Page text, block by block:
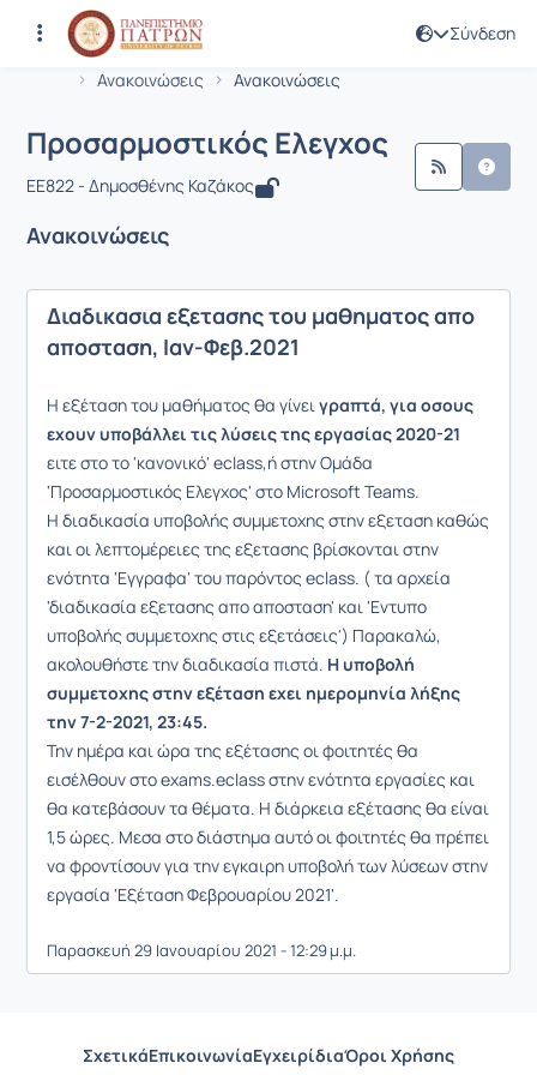
Σύνδεση
Αρχική Σελίδα
Ανακοινώσεις
Ανακοινώσεις
Μάθημα : Προσαρμοστικός Ελεγχος
Κωδικός : EE822
Προσαρμοστικός Ελεγχος
EE822 - Δημοσθένης Καζάκος
Ανακοινώσεις
Διαδικασια εξετασης του μαθηματος απο
αποσταση, Ιαν-Φεβ.2021
Η εξέταση του μαθήματος θα γίνειγραπτά, για οσους
εχουν υποβάλλει τις λύσεις της εργασίας 2020-21
ειτε στο το 'κανονικό' eclass,ή στην Ομάδα
'Προσαρμοστικός Ελεγχος' στο Microsoft Teams.
H διαδικασία υποβολής συμμετοχης στην εξεταση καθώς
και οι λεπτομέρειες της εξετασης βρίσκονται στην
ενότητα 'Εγγραφα' του παρόντος eclass. ( τα αρχεία
'διαδικασία εξετασης απο αποσταση' και 'Εντυπο
υποβολής συμμετοχης στις εξετάσεις') Παρακαλώ,
ακολουθήστε την διαδικασία πιστά. Η υποβολή
συμμετοχης στην εξέταση εχει ημερομηνία λήξης
την 7-2-2021, 23:45.
Την ημέρα και ώρα της εξέτασης οι φοιτητές θα
εισέλθουν στο exams.eclass στην ενότητα εργασίες και
θα κατεβάσουν τα θέματα. Η διάρκεια εξέτασης θα είναι
1,5 ώρες. Μεσα στο διάστημα αυτό οι φοιτητές θα πρέπει
να φροντίσουν για την εγκαιρη υποβολή των λύσεων στην
εργασία 'Eξέταση Φεβρουαρίου 2021'.
Παρασκευή 29 Ιανουαρίου 2021 - 12:29 μ.μ.
ΣχετικάΕπικοινωνίαΕγχειρίδιαΌροι Χρήσης